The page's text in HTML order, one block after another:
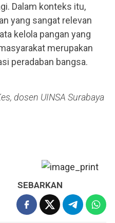
Dalam konteks itu,
yang sangat relevan
kelola pangan yang
merupakan
peradaban bangsa.
dosen UINSA Surabaya
SEBARKAN